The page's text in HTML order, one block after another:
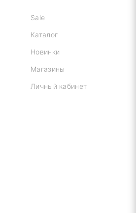
Sale
Каталог
Новинки
Магазины
Личный кабинет